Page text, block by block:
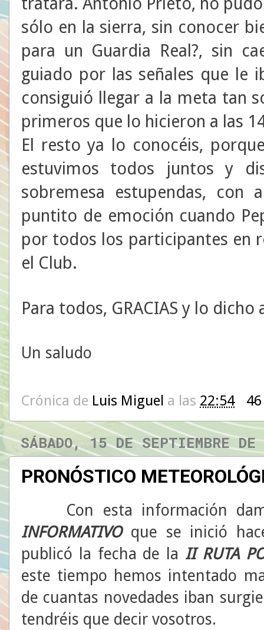
sólo en la sierra, sin conocer
para un Guardia Real?, sin
guiado por las señales que le
consiguió llegar a la meta tan
primeros que lo hicieron a las
El resto ya lo conocéis,
estuvimos todos juntos y
sobremesa estupendas, con
puntito de emoción cuando
por todos los participantes en
el Club.
Para todos, GRACIAS y lo dicho
Un saludo
Crónica de Luis Miguel a las 22:54
SÁBADO, 15 DE SEPTIEMBRE
PRONÓSTICO
Con esta información
INFORMATIVOque se inició
publicó la fecha de la II RUTA
este tiempo hemos intentado
de cuantas novedades iban
tendréis que decir vosotros.